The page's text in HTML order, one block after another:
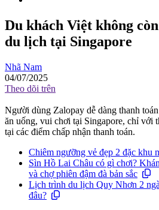
Du khách Việt không
du lịch tại Singapore
Nhã Nam
04/07/2025
Theo dõi trên
Người dùng Zalopay dễ dàng thanh
ăn uống, vui chơi tại Singapore, chỉ với
tại các điểm chấp nhận thanh toán.
Chiêm ngưỡng vẻ đẹp 2 đặc khu
Sìn Hồ Lai Châu có gì chơi?
và chợ phiên đậm đà bản sắc
Lịch trình du lịch Quy Nhơn 2
đâu?